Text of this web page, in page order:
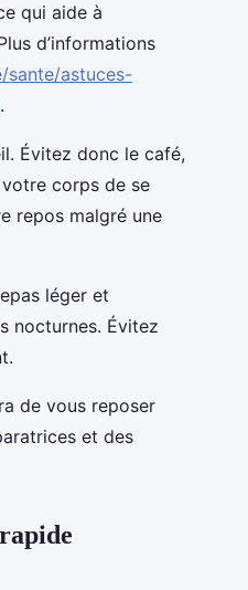
qui aide à
d’informations
sante/astuces-
.
Évitez donc le café,
corps de se
repos malgré une
léger et
nocturnes. Évitez
de vous reposer
et des